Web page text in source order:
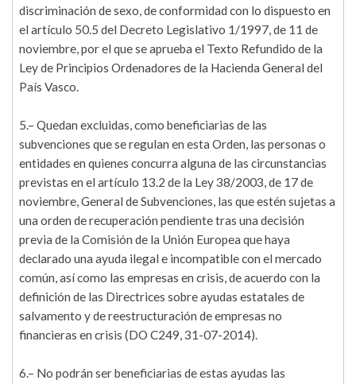
discriminación de sexo, de conformidad con lo dispuesto en
el artículo 50.5 del Decreto Legislativo 1/1997, de 11 de
noviembre, por el que se aprueba el Texto Refundido de la
Ley de Principios Ordenadores de la Hacienda General del
País Vasco.
5.– Quedan excluidas, como beneficiarias de las
subvenciones que se regulan en esta Orden, las personas o
entidades en quienes concurra alguna de las circunstancias
previstas en el artículo 13.2 de la Ley 38/2003, de 17 de
noviembre, General de Subvenciones, las que estén sujetas a
una orden de recuperación pendiente tras una decisión
previa de la Comisión de la Unión Europea que haya
declarado una ayuda ilegal e incompatible con el mercado
común, así como las empresas en crisis, de acuerdo con la
definición de las Directrices sobre ayudas estatales de
salvamento y de reestructuración de empresas no
financieras en crisis (DO C249, 31-07-2014).
6.– No podrán ser beneficiarias de estas ayudas las